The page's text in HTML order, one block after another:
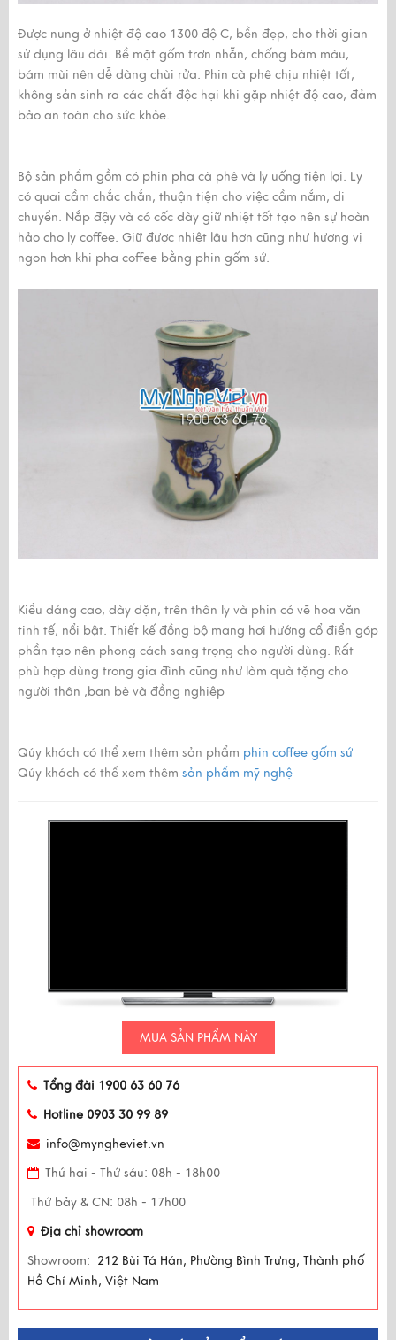
Được nung ở nhiệt độ cao 1300 độ C, bền đẹp, cho thời gian
sử dụng lâu dài. Bề mặt gốm trơn nhẵn, chống bám màu,
bám mùi nên dễ dàng chùi rửa. Phin cà phê chịu nhiệt tốt,
không sản sinh ra các chất độc hại khi gặp nhiệt độ cao, đảm
bảo an toàn cho sức khỏe.
Bộ sản phẩm gồm có phin pha cà phê và ly uống tiện lợi. Ly
có quai cầm chắc chắn, thuận tiện cho việc cầm nắm, di
chuyển. Nắp đậy và có cốc dày giữ nhiệt tốt tạo nên sự hoàn
hảo cho ly coffee. Giữ được nhiệt lâu hơn cũng như hương vị
ngon hơn khi pha coffee bằng phin gốm sứ.
Kiểu dáng cao, dày dặn, trên thân ly và phin có vẽ hoa văn
tinh tế, nổi bật. Thiết kế đồng bộ mang hơi hướng cổ điển góp
phần tạo nên phong cách sang trọng cho người dùng. Rất
phù hợp dùng trong gia đình cũng như làm quà tặng cho
người thân ,bạn bè và đồng nghiệp
Qúy khách có thể xem thêm sản phẩm phin coffee gốm sứ
Qúy khách có thể xem thêm sản phẩm mỹ nghệ
MUA SẢN PHẨM NÀY
Tổng đài 1900 63 60 76
Hotline 0903 30 99 89
info@myngheviet.vn
Thứ hai - Thứ sáu: 08h - 18h00
Thứ bảy & CN: 08h - 17h00
Địa chỉ showroom
Showroom: 212 Bùi Tá Hán, Phường Bình Trưng, Thành phố
Hồ Chí Minh, Việt Nam